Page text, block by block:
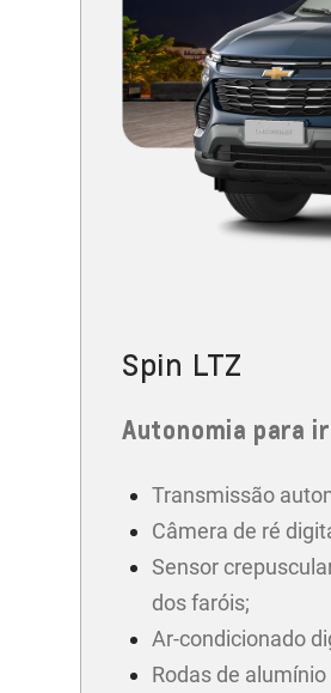
Spin LTZ
Autonomia para
Transmissão
Câmera de ré
Sensor
dos faróis;
Ar-condicionado
Rodas de alumínio